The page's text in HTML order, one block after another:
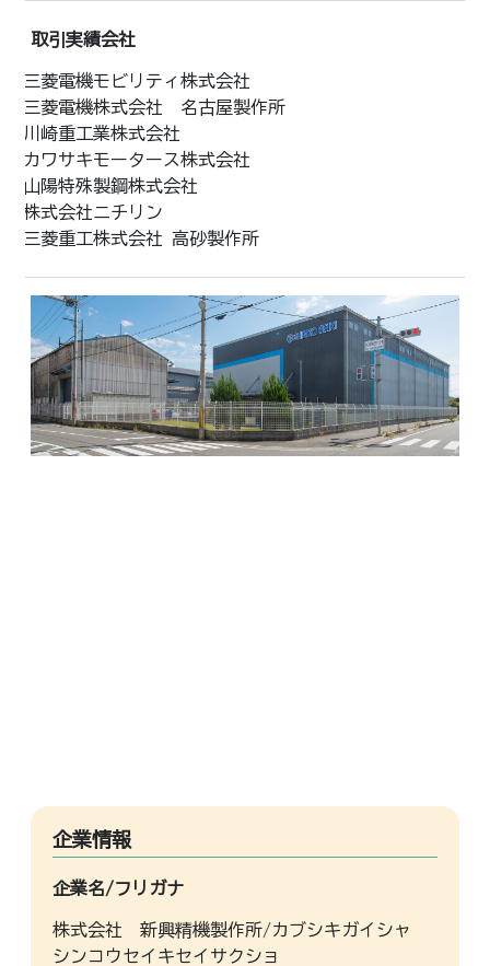
取引実績会社
三菱電機モビリティ株式会社
三菱電機株式会社　名古屋製作所
川崎重工業株式会社
カワサキモータース株式会社
山陽特殊製鋼株式会社
株式会社ニチリン
三菱重工株式会社 高砂製作所
企業情報
企業名/フリガナ
株式会社 新興精機製作所/カブシキガイシャ
シンコウセイキセイサクショ